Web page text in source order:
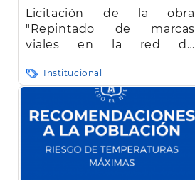
Licitación de la obra
"Repintado de marcas
viales en la red de
Hierro"
Institucional